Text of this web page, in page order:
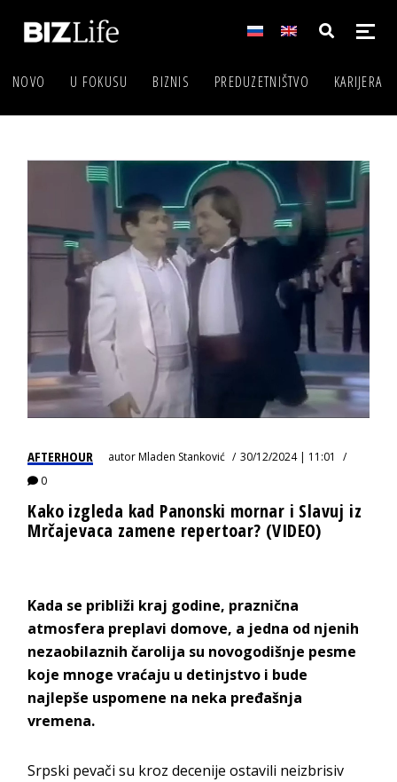
NOVO U FOKUSU BIZNIS PREDUZETNIŠTVO KARIJERA
AFTERHOUR autorMladen Stanković
30/12/2024 | 11:01
0
Kako izgleda kad Panonski mornar i Slavuj iz
Mrčajevaca zamene repertoar? (VIDEO)
Kada se približi kraj godine, praznična
atmosfera preplavi domove, a jedna od njenih
nezaobilaznih čarolija su novogodišnje pesme
koje mnoge vraćaju u detinjstvo i bude
najlepše uspomene na neka pređašnja
vremena.
Srpski pevači su kroz decenije ostavili neizbrisiv